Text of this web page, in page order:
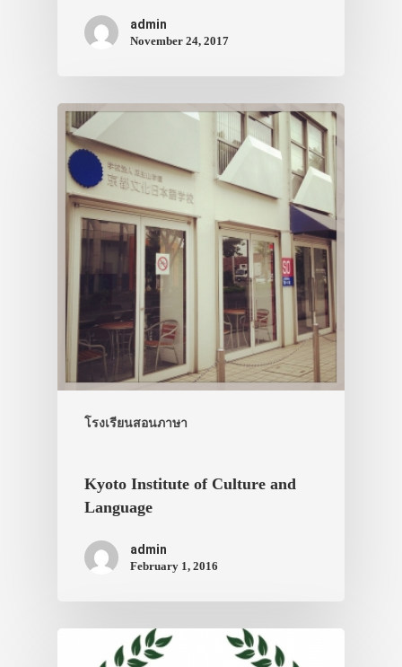
admin
November 24, 2017
โรงเรียนสอนภาษา
Kyoto Institute of Culture and
Language
admin
February 1, 2016
เอง